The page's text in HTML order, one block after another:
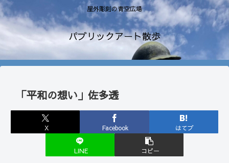
屋外彫刻の青空広場
パブリックアート散歩
「平和の想い」佐多透
X Facebook はてブ
LINE コピー